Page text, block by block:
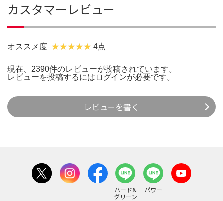
カスタマーレビュー
オススメ度 4点
現在、2390件のレビューが投稿されています。
レビューを投稿するには ログインが必要です。
レビューを書く
ハード&
グリーン
パワー